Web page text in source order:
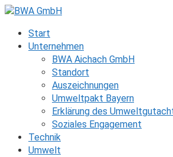
Zum
springenStart
Unternehmen
BWA Aichach GmbH
Standort
Auszeichnungen
Umweltpakt Bayern
Erklärung des
Soziales Engagement
Technik
Umwelt